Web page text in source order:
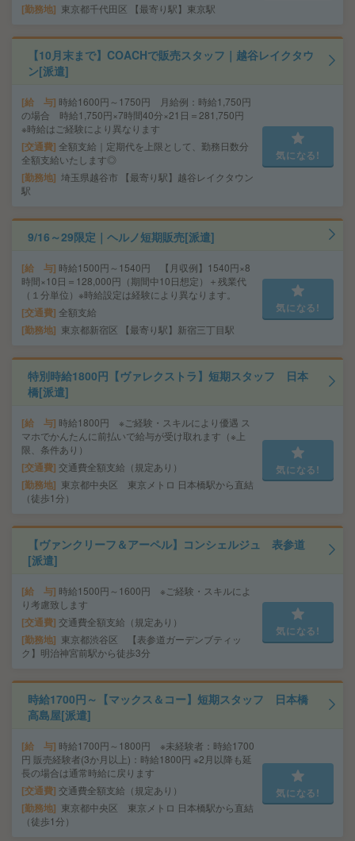
勤務地 東京都千代田区 【最寄り駅】東京駅
【10月末まで】COACHで販売スタッフ｜越谷レイクタウ
ン[派遣]
給 与 時給1600円～1750円 月給例：時給1,750円
の場合 時給1,750円×7時間40分×21日＝281,750円
※時給はご経験により異なります
交通費 全額支給｜定期代を上限として、勤務日数分
全額支給いたします◎
勤務地 埼玉県越谷市 【最寄り駅】越谷レイクタウン
駅
気になる!
9/16～29限定｜ヘルノ短期販売[派遣]
給 与 時給1500円～1540円 【月収例】1540円×8
時間×10日＝128,000円（期間中10日想定）＋残業代
（１分単位）※時給設定は経験により異なります。
交通費 全額支給
勤務地 東京都新宿区 【最寄り駅】新宿三丁目駅
気になる!
特別時給1800円【ヴァレクストラ】短期スタッフ 日本
橋[派遣]
給 与 時給1800円 ※ご経験・スキルにより優遇 ス
マホでかんたんに前払いで給与が受け取れます（※上
限、条件あり）
交通費 交通費全額支給（規定あり）
勤務地
東京都中央区 東京メトロ 日本橋駅から直結
（徒歩1分）
気になる!
【ヴァンクリーフ＆アーペル】コンシェルジュ 表参道
[派遣]
給 与 時給1500円～1600円 ※ご経験・スキルによ
り考慮致します
交通費 交通費全額支給（規定あり）
勤務地
東京都渋谷区 【表参道ガーデンブティッ
ク】明治神宮前駅から徒歩3分
気になる!
時給1700円～【マックス＆コー】短期スタッフ 日本橋
高島屋[派遣]
給 与 時給1700円～1800円 ※未経験者：時給1700
円 販売経験者(3か月以上)：時給1800円 ※2月以降も延
長の場合は通常時給に戻ります
交通費 交通費全額支給（規定あり）
勤務地
東京都中央区 東京メトロ 日本橋駅から直結
（徒歩1分）
気になる!